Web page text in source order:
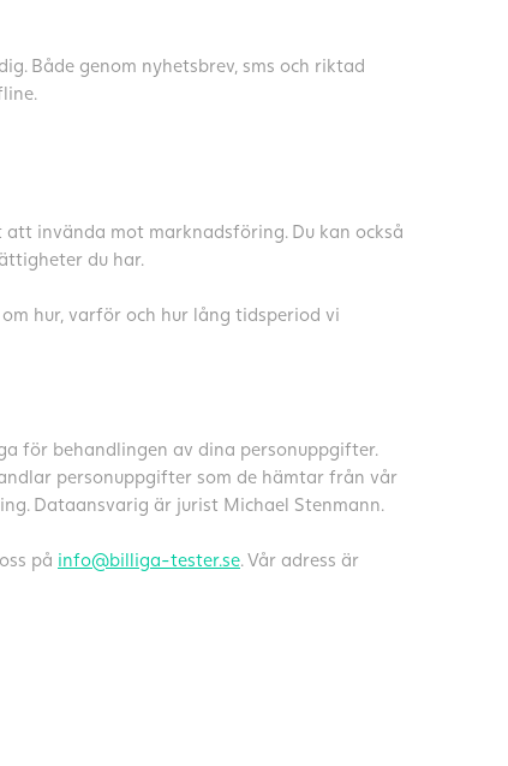
Både genom nyhetsbrev, sms och riktad
invända mot marknadsföring. Du kan också
du har.
hur, varför och hur lång tidsperiod vi
för behandlingen av dina personuppgifter.
personuppgifter som de hämtar från vår
Dataansvarig är jurist Michael Stenmann.
på info@billiga-tester.se. Vår adress är